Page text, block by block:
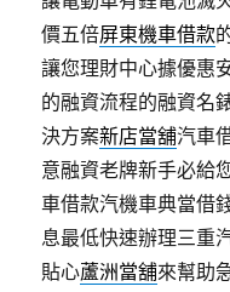
價五倍屏東機車借款
讓您理財中心據優惠
的融資流程的融資名
決方案新店當舖汽車
意融資老牌新手必給
車借款汽機車典當借
息最低快速辦理三重
貼心蘆洲當舖來幫助